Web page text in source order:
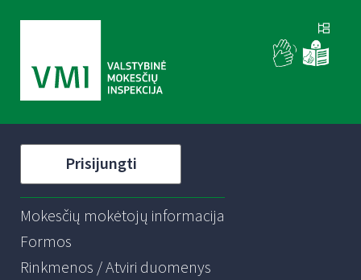
Prisijungti
Mokesčių mokėtojų informacija
Formos
Rinkmenos / Atviri duomenys